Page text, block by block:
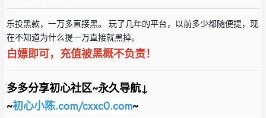
乐投黑款，一万多直接黑。 玩了几年的平台，以前多少都随便提，现
在不知道为什么提一万直接就黑掉。
白嫖即可，充值被黑概不负责！
多多分享初心社区~永久导航↓
~初心小陈.com/cxxc0.com~